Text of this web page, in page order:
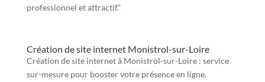
professionnel et attractif.”
Création de site internet Monistrol-sur-Loire
Création de site internet à Monistrol-sur-Loire : service
sur-mesure pour booster votre présence en ligne.